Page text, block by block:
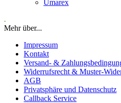
Umarex
.
Mehr über...
Impressum
Kontakt
Versand- &
Widerrufsrecht & Muster-
AGB
Privatsphäre und Datenschutz
Callback Service